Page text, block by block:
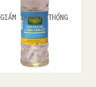
GIẤM TRUYỀN THỐNG